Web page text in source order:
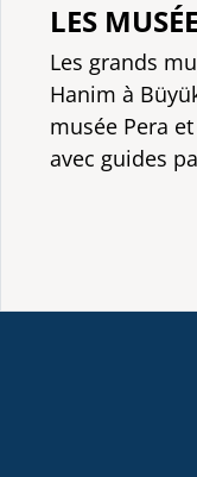
LES
Les grands
Hanim à
musée Pera
avec guides